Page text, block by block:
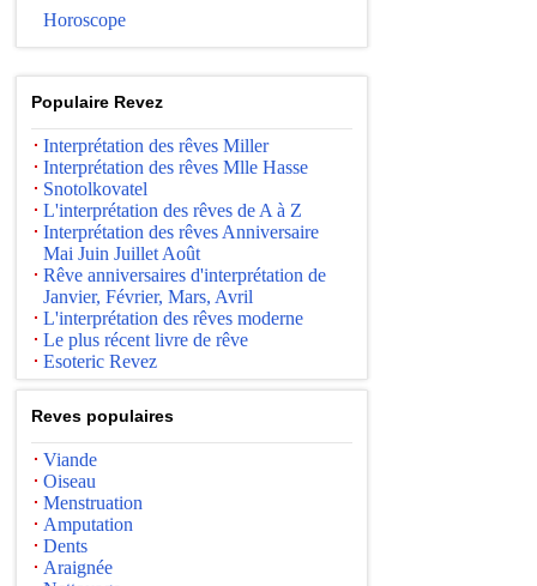
Horoscope
Populaire Revez
Interprétation des rêves Miller
Interprétation des rêves Mlle Hasse
Snotolkovatel
L'interprétation des rêves de A à Z
Interprétation des rêves Anniversaire
Mai Juin Juillet Août
Rêve anniversaires d'interprétation de
Janvier, Février, Mars, Avril
L'interprétation des rêves moderne
Le plus récent livre de rêve
Esoteric Revez
Reves populaires
Viande
Oiseau
Menstruation
Amputation
Dents
Araignée